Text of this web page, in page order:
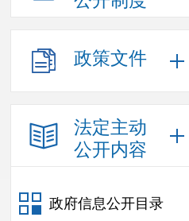
政策文件
法定主动
公开内容
政府信息公开目录